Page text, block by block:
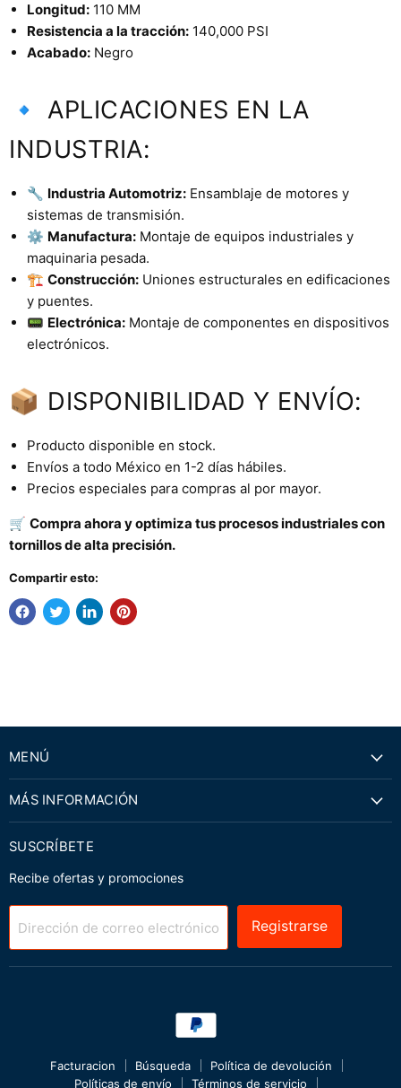
Longitud: 110 MM
Resistencia a la tracción: 140,000 PSI
Acabado: Negro
🔹 APLICACIONES EN LA
INDUSTRIA:
🔧 Industria Automotriz: Ensamblaje de motores y
sistemas de transmisión.
⚙️ Manufactura: Montaje de equipos industriales y
maquinaria pesada.
🏗️ Construcción: Uniones estructurales en edificaciones
y puentes.
📟 Electrónica: Montaje de componentes en dispositivos
electrónicos.
📦 DISPONIBILIDAD Y ENVÍO:
Producto disponible en stock.
Envíos a todo México en 1-2 días hábiles.
Precios especiales para compras al por mayor.
🛒 Compra ahora y optimiza tus procesos industriales con
tornillos de alta precisión.
Compartir esto:
MENÚ
MÁS INFORMACIÓN
SUSCRÍBETE
Recibe ofertas y promociones
Dirección de correo electrónico Registrarse
Facturacion Búsqueda
Política de devolución
Políticas de envío
Términos de servicio